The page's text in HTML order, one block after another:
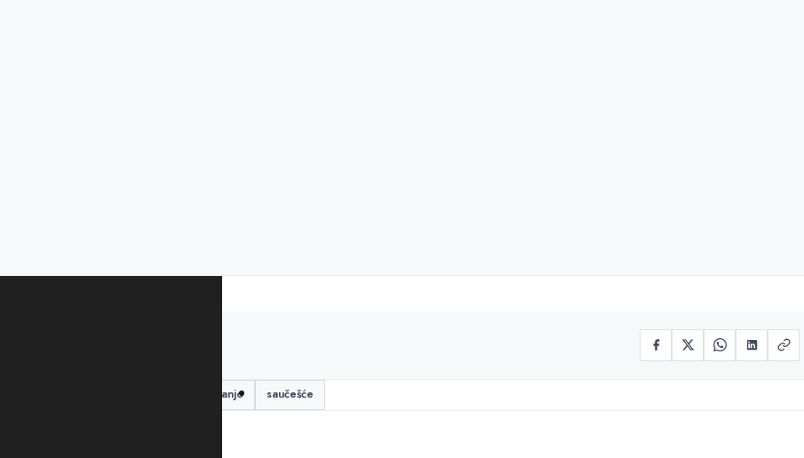
papa Franjo saučešće